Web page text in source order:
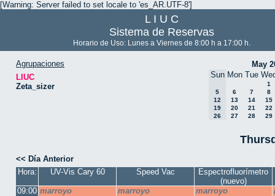
[Warning: Server failed to set locale to 'es_AR.UTF-8']
L I U C
Sistema de Reservas
Horario de Uso: Lunes a Viernes de 8:00 h a 17:00 h.
Agrupaciones
LIUC
Zeta_sizer
May
Sun Mon Tue
1
5
6 7
8
12
13 14
15
19
20 21
22
26
27 28 29
<< Día Anterior
Hora:
UV-Vis Cary 60 Speed Vac
Espectrofluorímetro
(nuevo)
09:00 marroyo marroyo marroyo